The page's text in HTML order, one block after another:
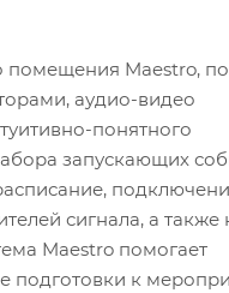
помещения Maestro,
аудио-видео
понятного
запускающих
сигнала, а также
Maestro помогает
подготовки к